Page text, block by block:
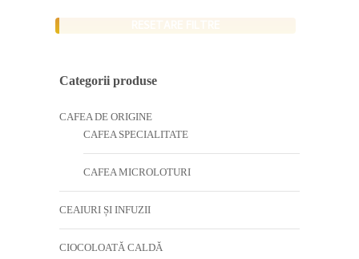
Categorii produse
CAFEA DE ORIGINE
CAFEA SPECIALITATE
CAFEA MICROLOTURI
CEAIURI ȘI INFUZII
CIOCOLOATĂ CALDĂ